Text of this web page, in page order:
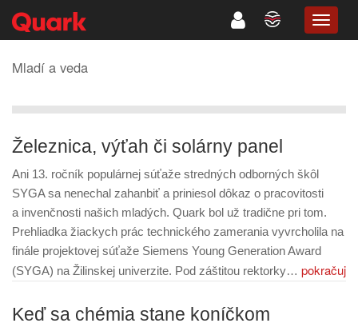
Mladí a veda
Železnica, výťah či solárny panel
Ani 13. ročník populárnej súťaže stredných odborných škôl
SYGA sa nenechal zahanbiť a priniesol dôkaz o pracovitosti
a invenčnosti našich mladých. Quark bol už tradične pri tom.
Prehliadka žiackych prác technického zamerania vyvrcholila na
finále projektovej súťaže Siemens Young Generation Award
(SYGA) na Žilinskej univerzite. Pod záštitou rektorky… pokračuj
Keď sa chémia stane koníčkom